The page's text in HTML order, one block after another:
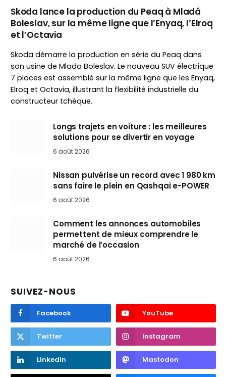
Skoda lance la production du Peaq à Mladá
Boleslav, sur la même ligne que l’Enyaq, l’Elroq
et l’Octavia
Skoda démarre la production en série du Peaq dans
son usine de Mlada Boleslav. Le nouveau SUV électrique
7 places est assemblé sur la même ligne que les Enyaq,
Elroq et Octavia, illustrant la flexibilité industrielle du
constructeur tchèque.
Longs trajets en voiture : les meilleures
solutions pour se divertir en voyage
6 août 2026
Nissan pulvérise un record avec 1 980 km
sans faire le plein en Qashqai e-POWER
6 août 2026
Comment les annonces automobiles
permettent de mieux comprendre le
marché de l’occasion
6 août 2026
SUIVEZ-NOUS
Facebook YouTube
Twitter Instagram
LinkedIn Mastodon